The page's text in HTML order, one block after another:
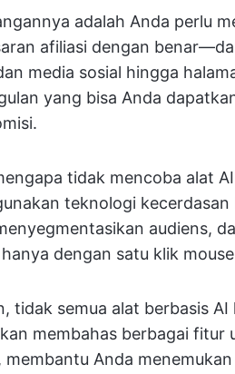
adalah Anda perlu
afiliasi dengan
media sosial hingga
yang bisa Anda
tidak mencoba alat
teknologi
audiens,
dengan satu klik
tidak semua alat berbasis
membahas berbagai fitur
membantu Anda